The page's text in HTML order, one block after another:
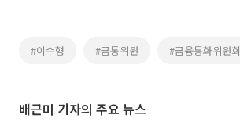
#이수형 #금통위원 #금융통화위원회
배근미 기자의 주요 뉴스